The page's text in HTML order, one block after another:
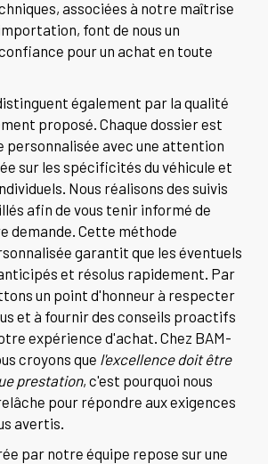
associées à notre maîtrise
font de nous un
pour un achat en toute
également par la qualité
proposé. Chaque dossier est
personnalisée avec une attention
sur les spécificités du véhicule et
Nous réalisons des suivis
afin de vous tenir informé de
demande. Cette méthode
garantit que les éventuels
et résolus rapidement. Par
un point d'honneur à respecter
et à fournir des conseils proactifs
expérience d'achat. Chez BAM-
croyons que l'excellence doit être
prestation, c'est pourquoi nous
pour répondre aux exigences
avertis.
par notre équipe repose sur une